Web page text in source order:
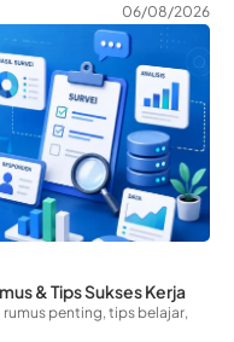
06/08/2026
& Tips Sukses Kerja
penting, tips belajar,